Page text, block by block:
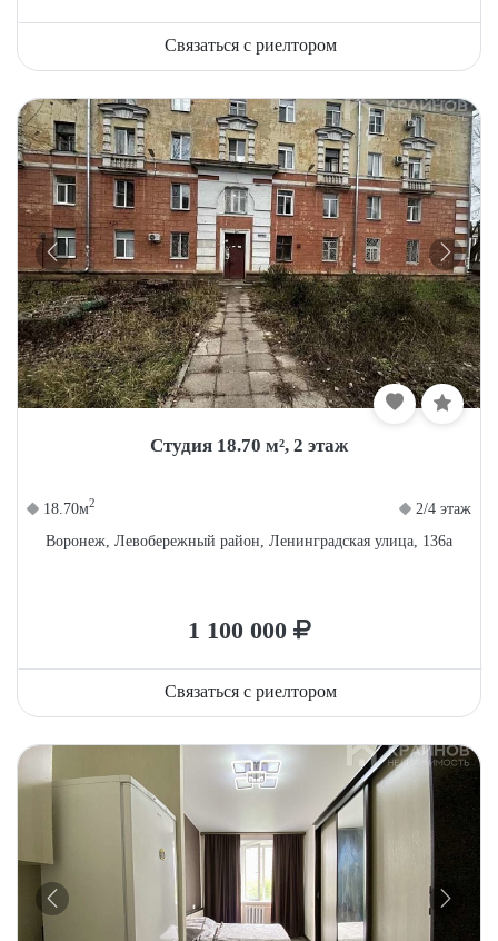
Связаться с риелтором
Студия 18.70 м², 2 этаж
18.70м2
2/4 этаж
Воронеж, Левобережный район, Ленинградская улица, 136а
1 100 000
Связаться с риелтором